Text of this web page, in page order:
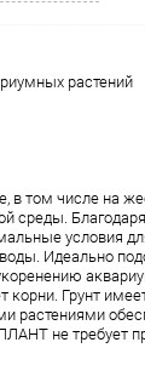
растений
в том числе на
среды.
условия
Идеально
Грунт
растениями
не требует